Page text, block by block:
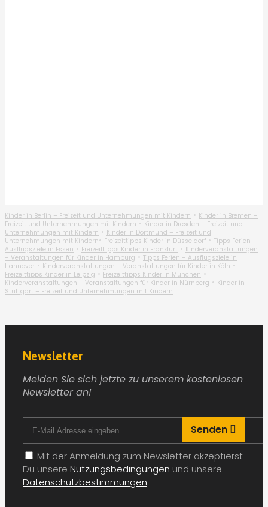
Kinder in Berlin – Freizeit und Unternehmungen mit Kindern • Kinder in Bremen –
Freizeit und Unternehmungen mit Kindern•Kinder in Dresden – Freizeit und
Unternehmungen mit Kindern•Kinder in Dortmund – Freizeit und
Unternehmungen mit Kindern• Freizeittipps Kinder in Düsseldorf• Tipps Ferien –
Ausflugsziele in Essen•Freizeittipps Kinder in Frankfurt•Kinderveranstaltungen
– Veranstaltungen für Kinder in Hamburg•Tipps Ferien – Ausflugsziele in
Hannover•Kinderveranstaltungen – Veranstaltungen für Kinder in Köln•
Freizeittipps Kinder in Leipzig•Freizeittipps Kinder in München•
Kinderveranstaltungen – Veranstaltungen für Kinder in Nürnberg • Kinder in
Stuttgart – Freizeit und Unternehmungen mit Kindern
Newsletter
Melden Sie sich jetzte zu unserem kostenlosen
Newsletter an!
Senden
Mit der Anmeldung zum Newsletter akzeptierst
Du unsere Nutzungsbedingungen und unsere
Datenschutzbestimmungen.